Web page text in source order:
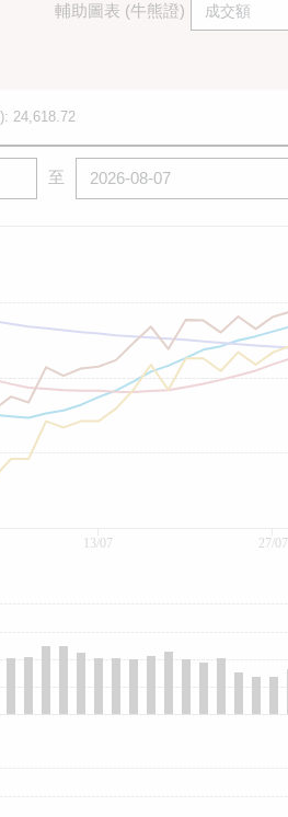
輔助圖表 (牛熊證)
24,618.72
至
13/07 27/07